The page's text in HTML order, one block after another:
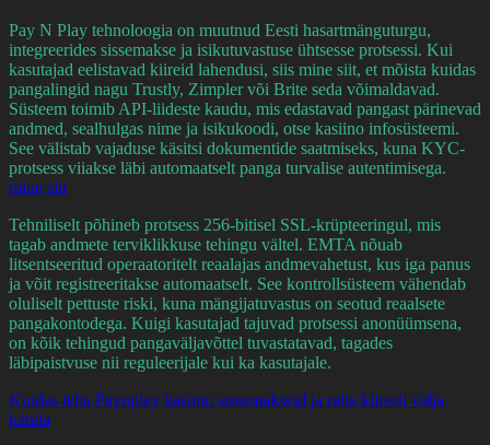
Pay N Play tehnoloogia on muutnud Eesti hasartmänguturgu,
integreerides sissemakse ja isikutuvastuse ühtsesse protsessi. Kui
kasutajad eelistavad kiireid lahendusi, siis mine siit, et mõista kuidas
pangalingid nagu Trustly, Zimpler või Brite seda võimaldavad.
Süsteem toimib API-liideste kaudu, mis edastavad pangast pärinevad
andmed, sealhulgas nime ja isikukoodi, otse kasiino infosüsteemi.
See välistab vajaduse käsitsi dokumentide saatmiseks, kuna KYC-
protsess viiakse läbi automaatselt panga turvalise autentimisega.
mine siit
Tehniliselt põhineb protsess 256-bitisel SSL-krüpteeringul, mis
tagab andmete terviklikkuse tehingu vältel. EMTA nõuab
litsentseeritud operaatoritelt reaalajas andmevahetust, kus iga panus
ja võit registreeritakse automaatselt. See kontrollsüsteem vähendab
oluliselt pettuste riski, kuna mängijatuvastus on seotud reaalsete
pangakontodega. Kuigi kasutajad tajuvad protsessi anonüümsena,
on kõik tehingud pangaväljavõttel tuvastatavad, tagades
läbipaistvuse nii reguleerijale kui ka kasutajale.
Kuidas teha Paynplay kasiino sissemakseid ja raha kiiresti välja
kanda